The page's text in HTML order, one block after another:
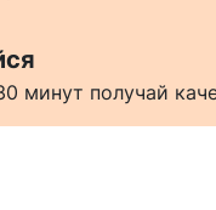
минут получай